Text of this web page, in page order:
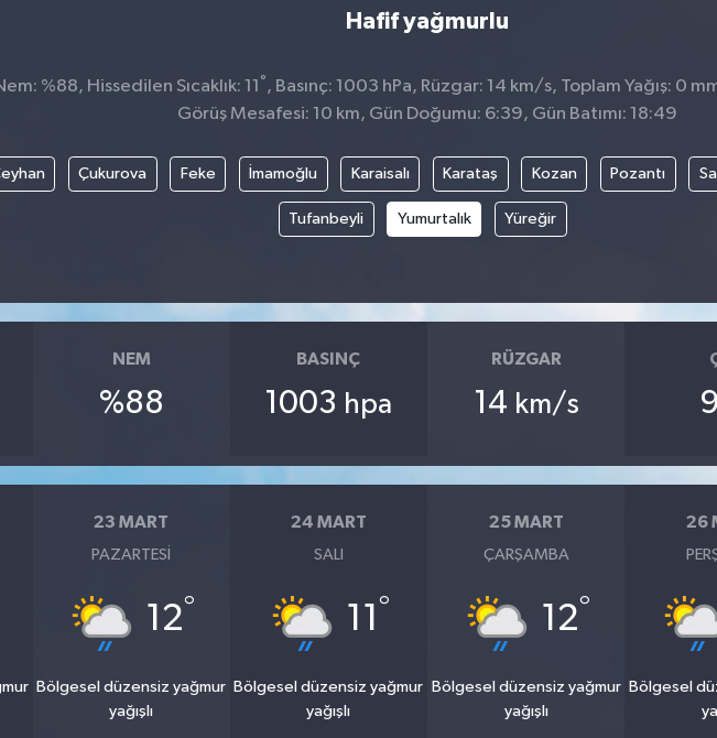
Hafif yağmurlu
%88, Hissedilen Sıcaklık: 11 ° , Basınç: 1003 hPa, Rüzgar: 14 km/s, Toplam Yağış: 0
Görüş Mesafesi: 10 km, Gün Doğumu: 6:39, Gün Batımı: 18:49
Çukurova Feke İmamoğlu Karaisalı Karataş Kozan Pozantı
Tufanbeyli Yumurtalık Yüreğir
NEM
%88
BASINÇ
1003 hpa
RÜZGAR
14 km/s
23 MART
PAZARTESI
12°
Bölgesel düzensiz yağmur
yağışlı
24 MART
SALI
11 °
Bölgesel düzensiz yağmur
yağışlı
25 MART
ÇARŞAMBA
12°
Bölgesel düzensiz yağmur
yağışlı
26
Bölgesel